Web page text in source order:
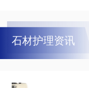
石材护理资讯